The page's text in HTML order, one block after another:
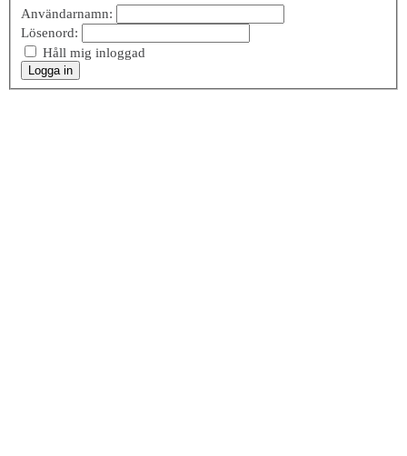
Användarnamn:
Lösenord:
Håll mig inloggad
Logga in